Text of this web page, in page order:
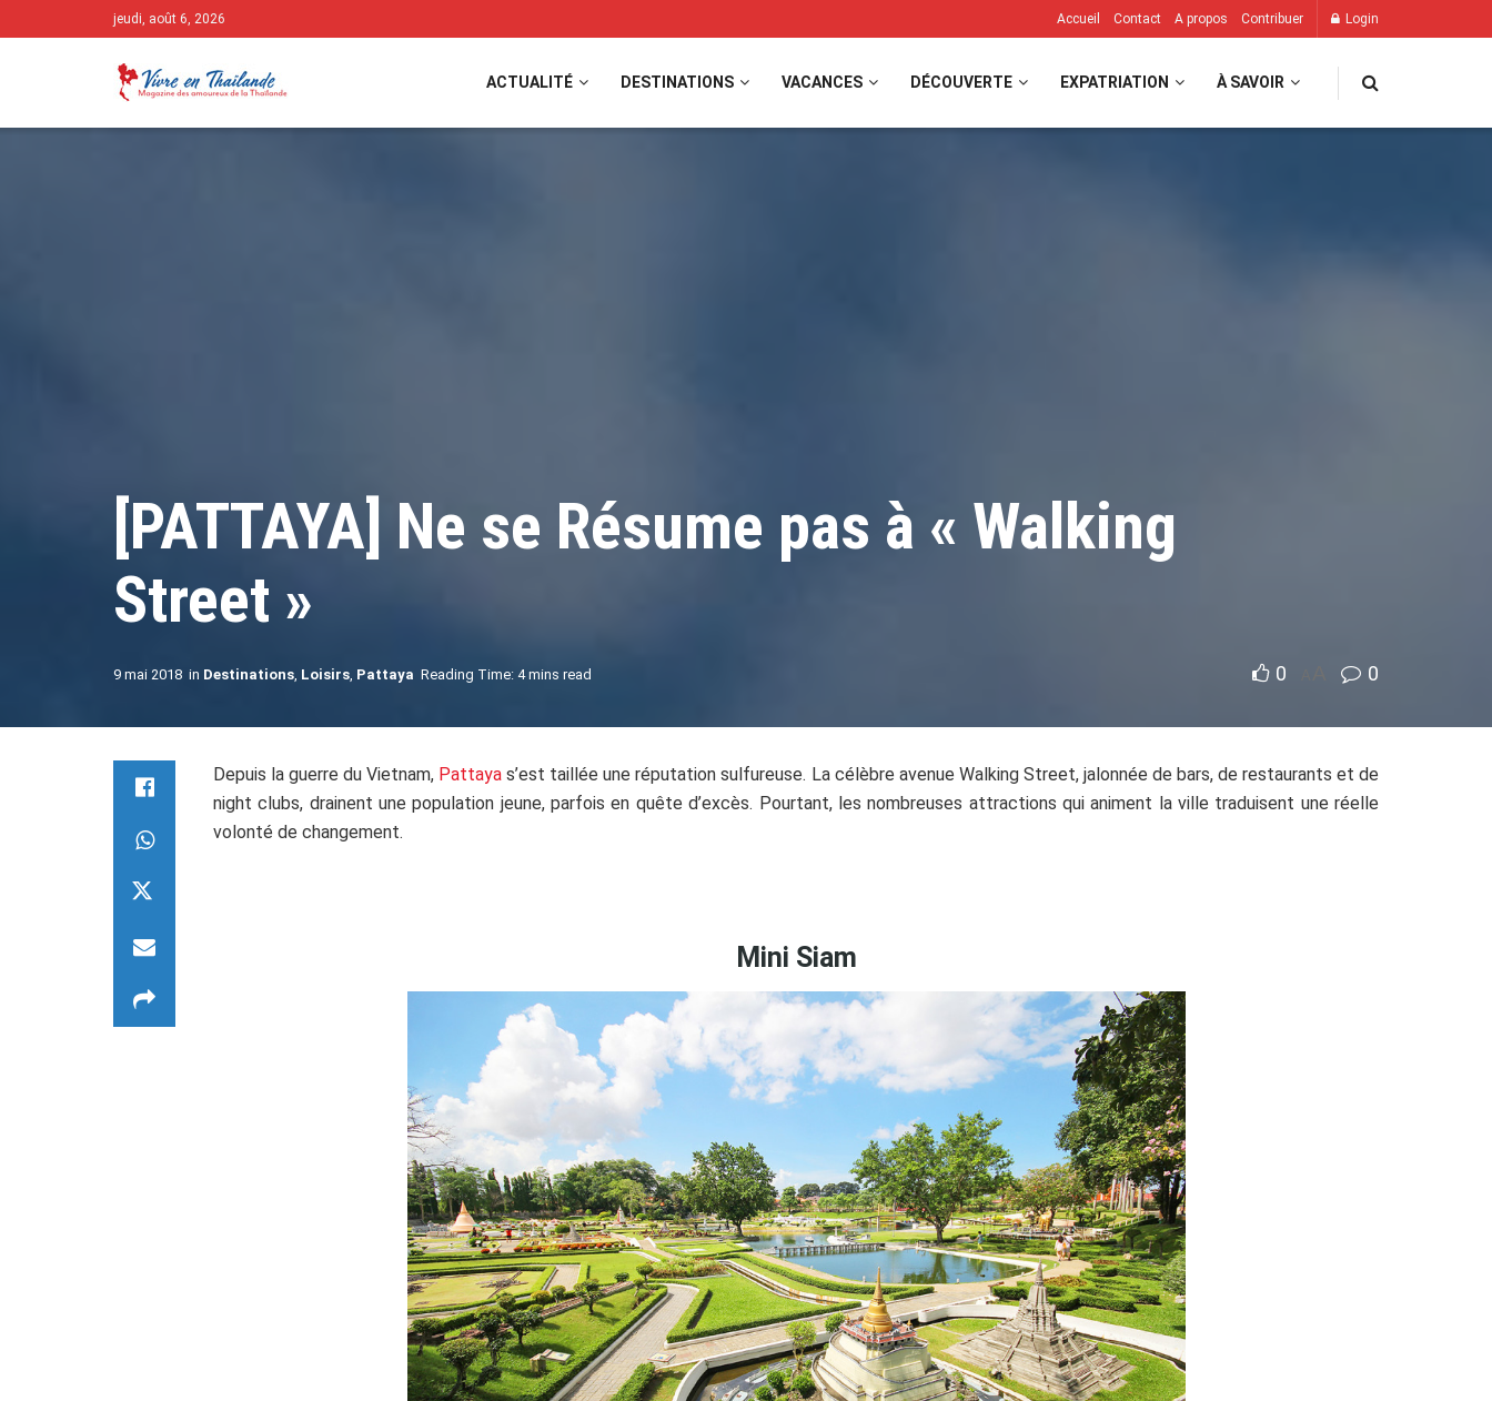
jeudi, août 6, 2026 Accueil Contact A propos Contribuer Login
ACTUALITÉ DESTINATIONS VACANCES DÉCOUVERTE EXPATRIATION À SAVOIR
[PATTAYA] Ne se Résume pas à « Walking
Street »
9 mai 2018 in Destinations, Loisirs, Pattaya Reading Time: 4 mins read 0 0
Depuis la guerre du Vietnam, Pattaya s’est taillée une réputation sulfureuse. La célèbre avenue Walking Street, jalonnée de bars, de restaurants et de
night clubs, drainent une population jeune, parfois en quête d’excès. Pourtant, les nombreuses attractions qui animent la ville traduisent une réelle
volonté de changement.
Mini Siam